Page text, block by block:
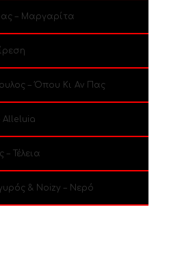
– Μαργαρίτα
– Όπου Κι Αν Πας
Alleluia
Τέλεια
& Noizy – Νερό